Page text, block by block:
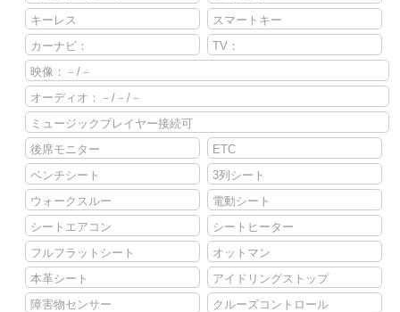
キーレス
スマートキー
カーナビ：
TV：
映像：－/－
オーディオ：－/－/－
ミュージックプレイヤー接続可
後席モニター
ETC
ベンチシート
3列シート
ウォークスルー
電動シート
シートエアコン
シートヒーター
フルフラットシート
オットマン
本革シート
アイドリングストップ
障害物センサー
クルーズコントロール